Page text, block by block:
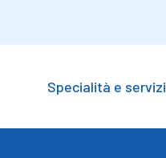
Specialità e servizi